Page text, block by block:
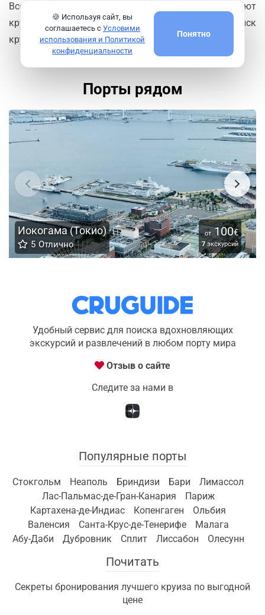
Всегда можно проверить какие маршруты предлагают
круизные компании из порта
или сделать поиск
круизов по нужным критериям на сайтеLogitravel
Порты рядом
Иокогама (Токио)
5 Отлично
от100€
7 экскурсий
Удобный сервис для поиска вдохновляющих
экскурсий и развлечений в любом порту мира
Отзыв о сайте
Следите за нами в
Популярные порты
Стокгольм Неаполь Бриндизи Бари
Лимассол
Лас-Пальмас-де-Гран-Канария
Париж
Картахена-де-Индиас
Копенгаген
Ольбия
Валенсия
Санта-Крус-де-Тенерифе
Малага
Абу-Даби
Дубровник Сплит Лиссабон Олесунн
Почитать
Секреты бронирования лучшего круиза по выгодной
цене
🍪 Используя сайт, вы
соглашаетесь с Условими
использования и Политикой
конфиденциальности
Понятно